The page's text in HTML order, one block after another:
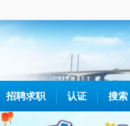
招聘求职 认证 搜索